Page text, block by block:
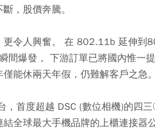
，股價奔騰。
更令人興奮。 在 802.11b 延伸到
間爆發， 下游訂單已將國內惟一
能休兩天年假，仍難解客戶之急。
首度超越 DSC (數位相機)的四
全球最大手機品牌的上櫃連接器